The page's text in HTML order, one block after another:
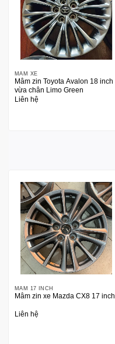
MÂM XE
Mâm zin Toyota Avalon 18 inch
vừa chân Limo Green
Liên hệ
MÂM 17 INCH
Mâm zin xe Mazda CX8 17 inch
Liên hệ